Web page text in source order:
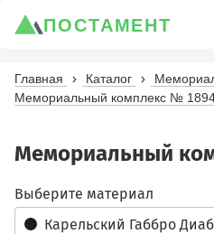
ПОСТАМЕНТ
Главная Каталог
Мемориальный комплекс №
Мемориальный
Карельский Габбро
Выберите материал